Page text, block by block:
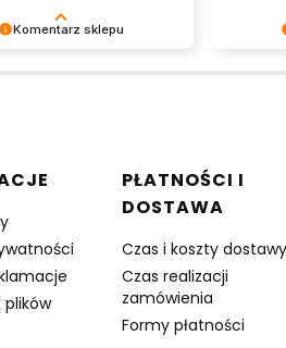
Komentarz sklepu
plików
PŁATNOŚCI I
DOSTAWA
Czas i koszty dostawy
Czas realizacji
zamówienia
Formy płatności